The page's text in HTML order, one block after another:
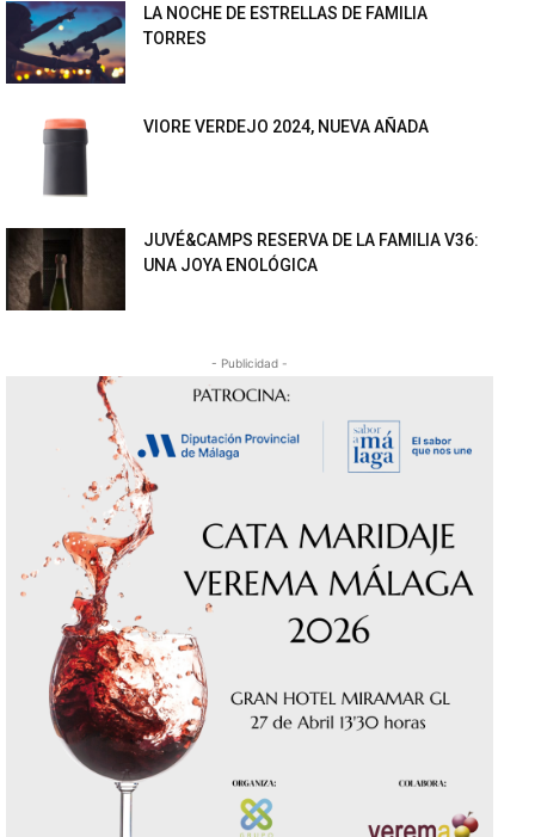
LA NOCHE DE ESTRELLAS DE FAMILIA
TORRES
VIORE VERDEJO 2024, NUEVA AÑADA
JUVÉ&CAMPS RESERVA DE LA FAMILIA V36:
UNA JOYA ENOLÓGICA
- Publicidad -